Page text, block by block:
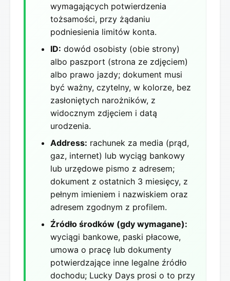
wymagających potwierdzenia
tożsamości, przy żądaniu
podniesienia limitów konta.
ID: dowód osobisty (obie strony)
albo paszport (strona ze zdjęciem)
albo prawo jazdy; dokument musi
być ważny, czytelny, w kolorze, bez
zasłoniętych narożników, z
widocznym zdjęciem i datą
urodzenia.
Address: rachunek za media (prąd,
gaz, internet) lub wyciąg bankowy
lub urzędowe pismo z adresem;
dokument z ostatnich 3 miesięcy, z
pełnym imieniem i nazwiskiem oraz
adresem zgodnym z profilem.
Źródło środków (gdy wymagane):
wyciągi bankowe, paski płacowe,
umowa o pracę lub dokumenty
potwierdzające inne legalne źródło
dochodu; Lucky Days prosi o to przy